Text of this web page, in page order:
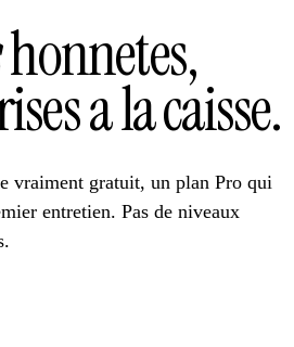
honnetes,
a la caisse.
vraiment gratuit, un plan Pro qui
entretien. Pas de niveaux